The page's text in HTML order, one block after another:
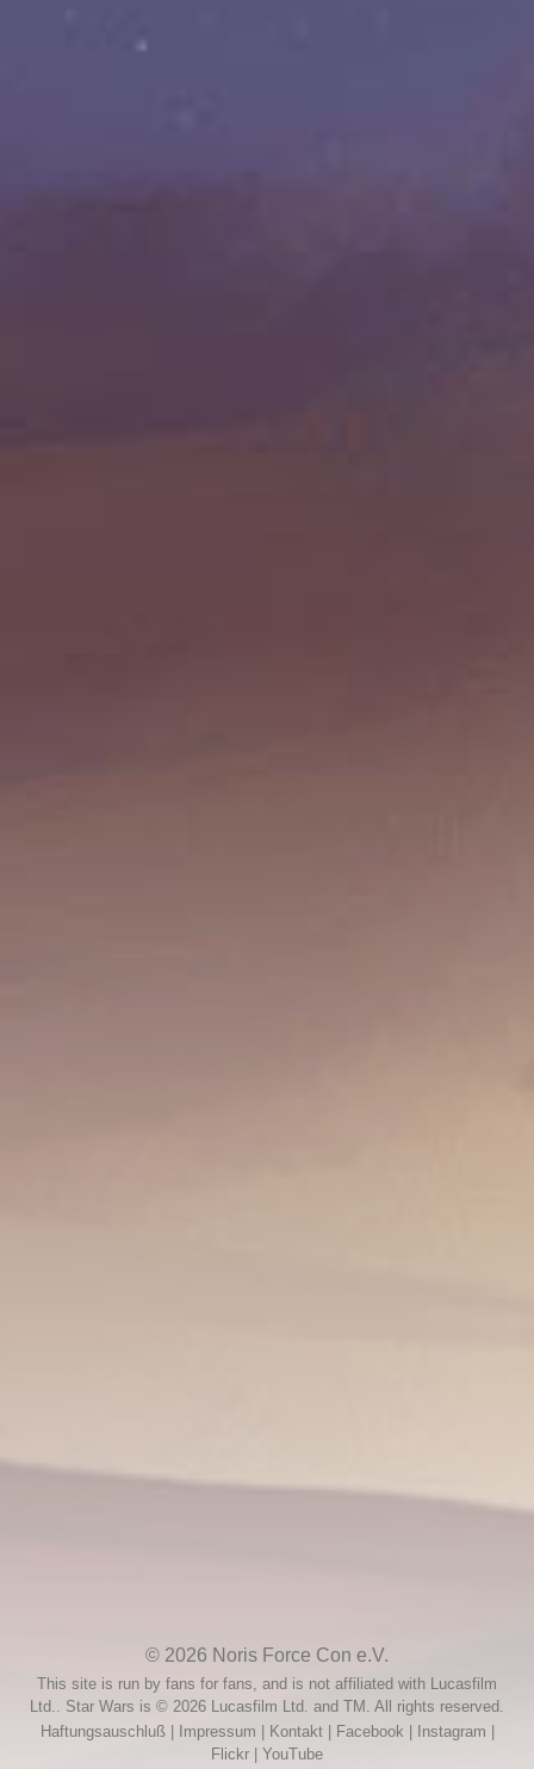
© 2026 Noris Force Con e.V.
This site is run by fans for fans, and is not affiliated with Lucasfilm
Ltd.. Star Wars is © 2026 Lucasfilm Ltd. and TM. All rights reserved.
Haftungsauschluß| Impressum Kontakt| Facebook Instagram
Flickr
YouTube